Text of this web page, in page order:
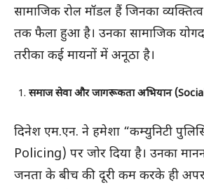
सामाजिक रोल मॉडल हैं जिनका
तक फैला हुआ है। उनका सामाजिक
तरीका कई मायनों में अनूठा है।
समाज सेवा और जागरूकता अभियान
दिनेश एम.एन. ने हमेशा “कम्युनिटी
Policing) पर जोर दिया है। उनका
जनता के बीच की दूरी कम करके ही